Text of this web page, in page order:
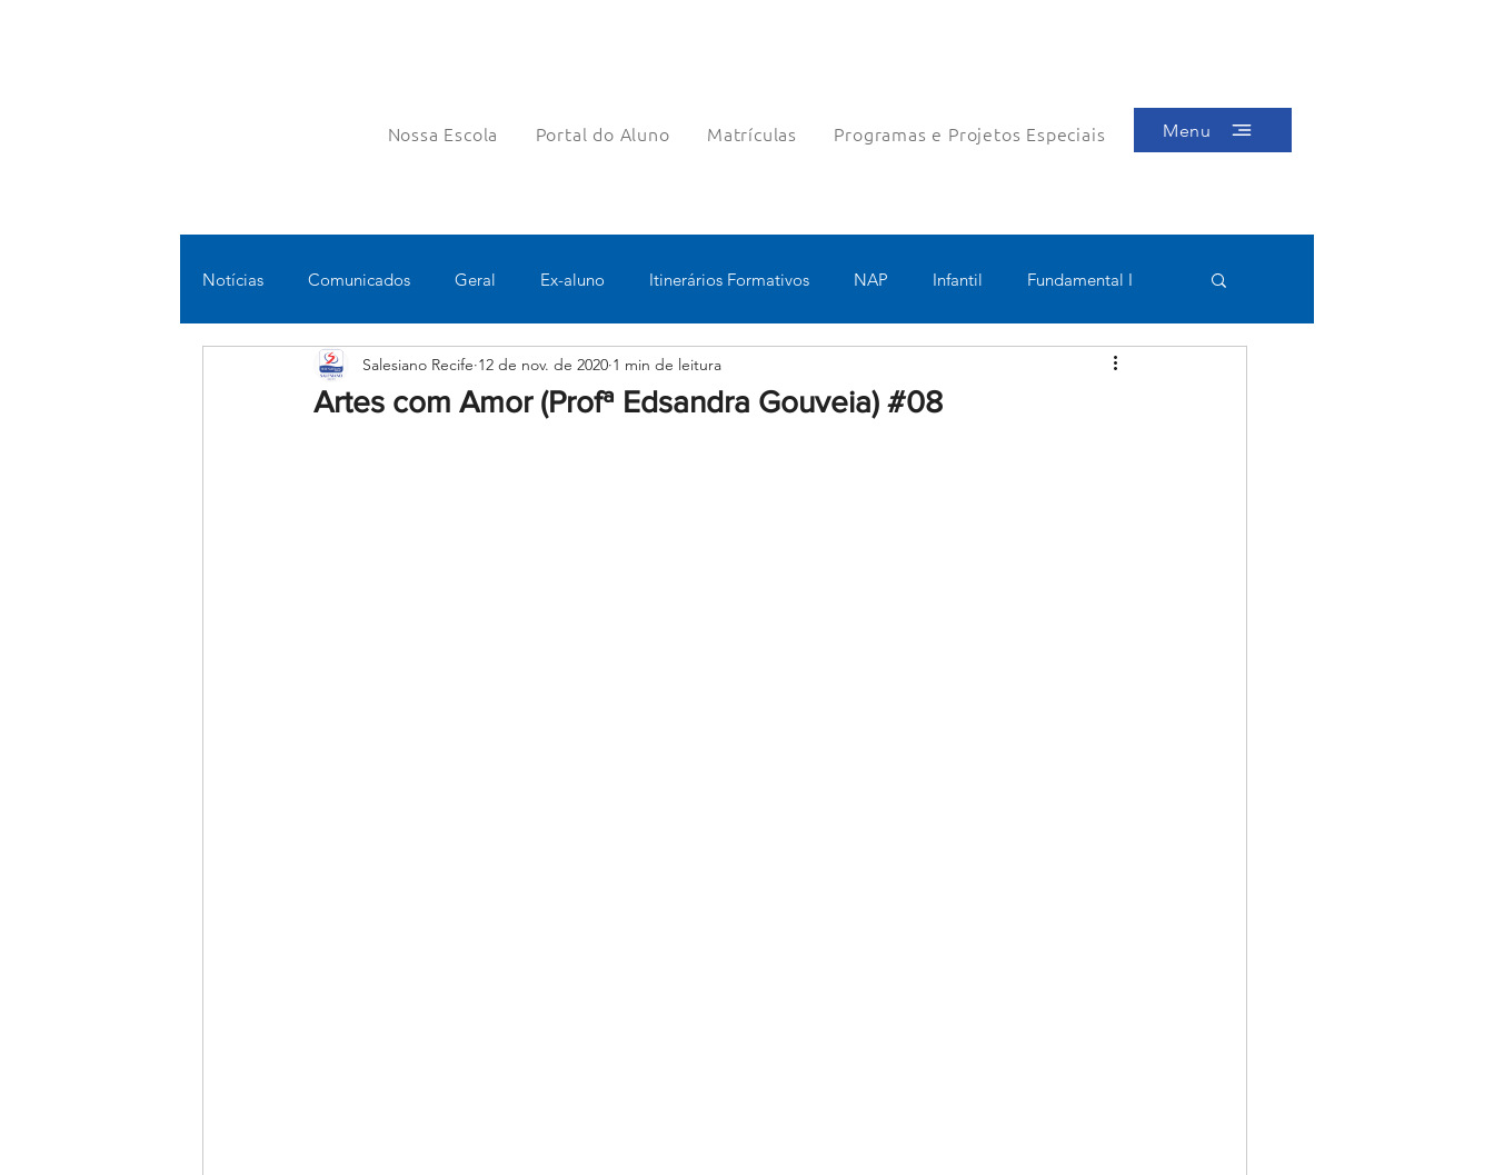
Nossa Escola Portal do Aluno Matrículas Programas e Projetos Especiais Menu
Notícias Comunicados Geral Ex-aluno Itinerários Formativos NAP Infantil Fundamental I
Fundamental II Ensino Médio Pastoral Esportes
Artes com Amor (Profª Edsandra Gouveia) #08
Salesiano Recife 12 de nov. de 2020 1 min de leitura